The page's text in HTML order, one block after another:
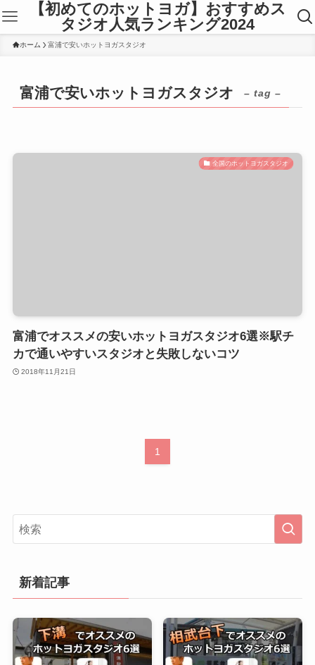
【初めてのホットヨガ】おすすめス
タジオ人気ランキング2024
ホーム 富浦で安いホットヨガスタジオ
富浦で安いホットヨガスタジオ – tag –
全国のホットヨガスタジオ
富浦でオススメの安いホットヨガスタジオ6選※駅チ
カで通いやすいスタジオと失敗しないコツ
2018年11月21日
1
新着記事